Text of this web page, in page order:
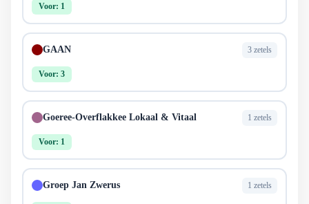
Voor: 1
GAAN 3 zetels
Voor: 3
Goeree-Overflakkee Lokaal & Vitaal 1 zetels
Voor: 1
Groep Jan Zwerus 1 zetels